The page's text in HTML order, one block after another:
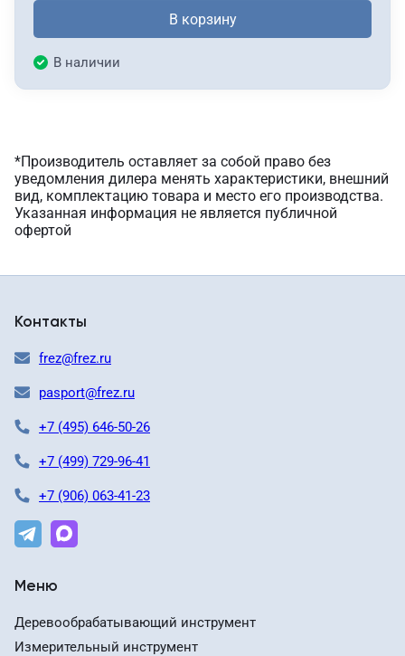
В корзину
В наличии
*Производитель оставляет за собой право без
уведомления дилера менять характеристики, внешний
вид, комплектацию товара и место его производства.
Указанная информация не является публичной
офертой
Контакты
frez@frez.ru
pasport@frez.ru
+7 (495) 646-50-26
+7 (499) 729-96-41
+7 (906) 063-41-23
Меню
Деревообрабатывающий инструмент
Измерительный инструмент